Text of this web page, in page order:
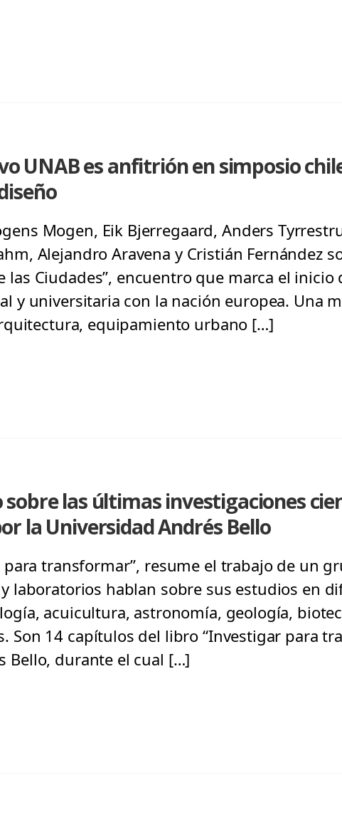
UNAB es anfitrión en simposio
Mogen, Eik Bjerregaard, Anders
Alejandro Aravena y Cristián Fernández
las Ciudades”, encuentro que marca el inicio
y universitaria con la nación europea. Una
equipamiento urbano […]
las últimas investigaciones
la Universidad Andrés Bello
para transformar”, resume el trabajo de un
laboratorios hablan sobre sus estudios en
acuicultura, astronomía, geología,
Son 14 capítulos del libro “Investigar para
Bello, durante el cual […]